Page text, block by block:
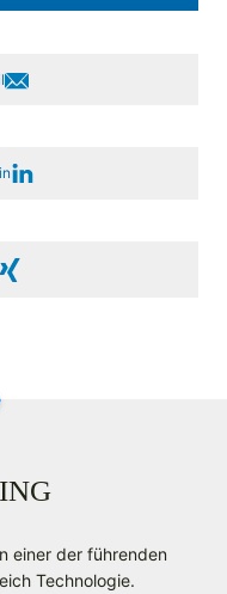
einer der führenden
Technologie.